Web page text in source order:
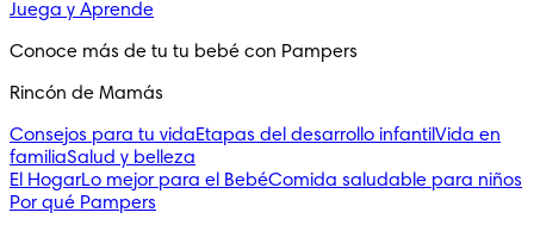
Juega y Aprende
Conoce más de tu tu bebé con Pampers
Rincón de Mamás
Consejos para tu vidaEtapas del desarrollo infantilVida en
familiaSalud y belleza
El HogarLo mejor para el BebéComida saludable para niños
Por qué Pampers